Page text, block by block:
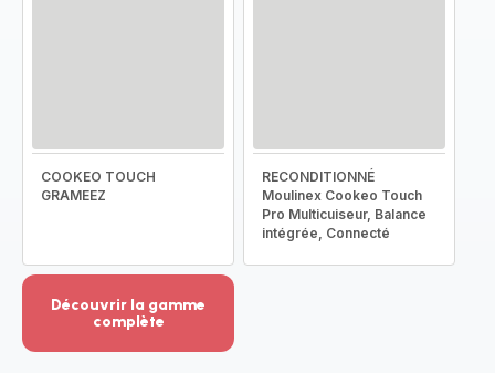
COOKEO TOUCH
GRAMEEZ
RECONDITIONNÉ
Moulinex Cookeo Touch
Pro Multicuiseur, Balance
intégrée, Connecté
Découvrir la gamme
complète